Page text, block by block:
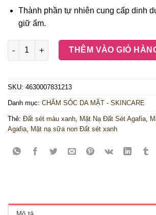
Thành phần tự nhiên cung cấp dinh
giữ ẩm.
Mặt nạ đất sét xanh Agafia kiềm dầu, se
THÊM VÀO GIỎ
SKU: 4630007831213
Danh mục: CHĂM SÓC DA MẶT - SKINCARE
Thẻ: Đất sét màu xanh, Mặt Nạ Đất Sét Agafia,
Agafia, Mặt nạ sữa non Đất sét xanh